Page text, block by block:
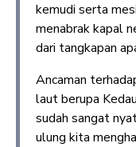
kemudi serta
menabrak kapal
dari tangkapan
Ancaman
laut berupa
sudah sangat
ulung kita